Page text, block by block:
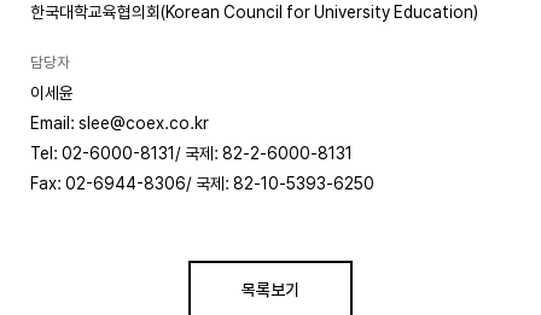
한국대학교육협의회(Korean Council for University Education)
담당자
이세윤
Email: slee@coex.co.kr
Tel: 02-6000-8131/ 국제: 82-2-6000-8131
Fax: 02-6944-8306/ 국제: 82-10-5393-6250
목록보기